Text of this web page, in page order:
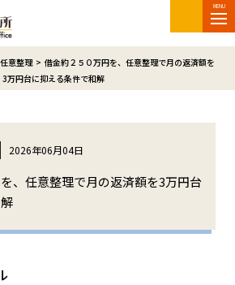
MENU
任意整理> 借金約２５０万円を、任意整理で月の返済額を
3万円台に抑える条件で和解
2026年06月04日
、任意整理で月の返済額を3万円台